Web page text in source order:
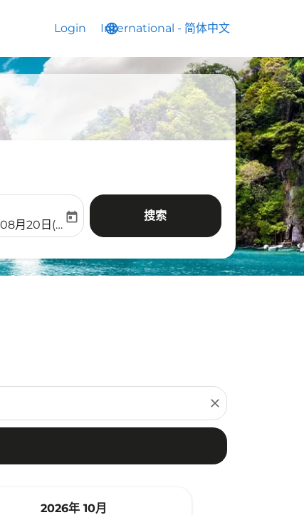
Login language
International - 简体中文
keyboard_arrow_down
labelreturn-date-aria-label
月20日(周四)
today 搜索
close
2026年 10月